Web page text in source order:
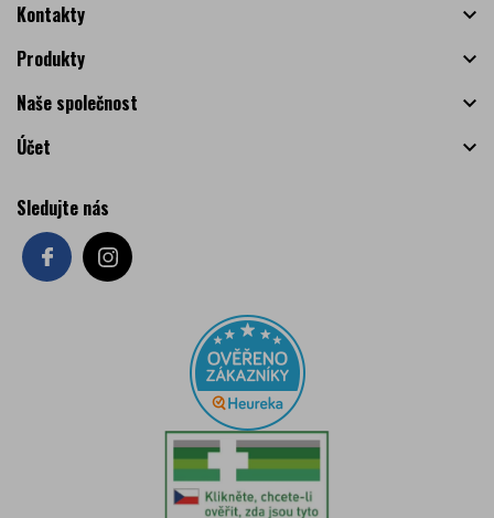
Kontakty

Produkty

Naše společnost

Účet

Sledujte nás